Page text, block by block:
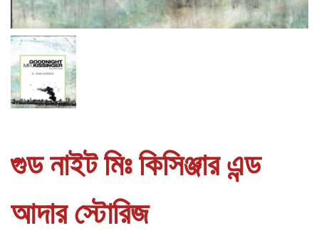
গুড নাইট মিঃ কিসিঞ্জার এন্ড
আদার স্টোরিজ